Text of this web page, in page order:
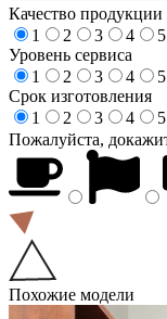
Качество продукции
1
2 3 4
5
Уровень сервиса
1
2 3 4
5
Срок изготовления
1
2 3 4
5
Пожалуйста,
Похожие модели